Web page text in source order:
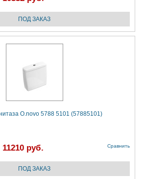
O.novo 5788 5101 (57885101)
11210 руб. Сравнить